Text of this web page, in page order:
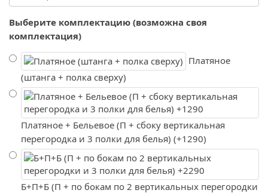
Выберите комплектацию (возможна своя
комплектация)
Платяное
(штанга + полка сверху)
Платяное + Бельевое (П + сбоку вертикальная
перегородка и 3 полки для белья) (+1290)
Б+П+Б (П + по бокам по 2 вертикальных перегородки